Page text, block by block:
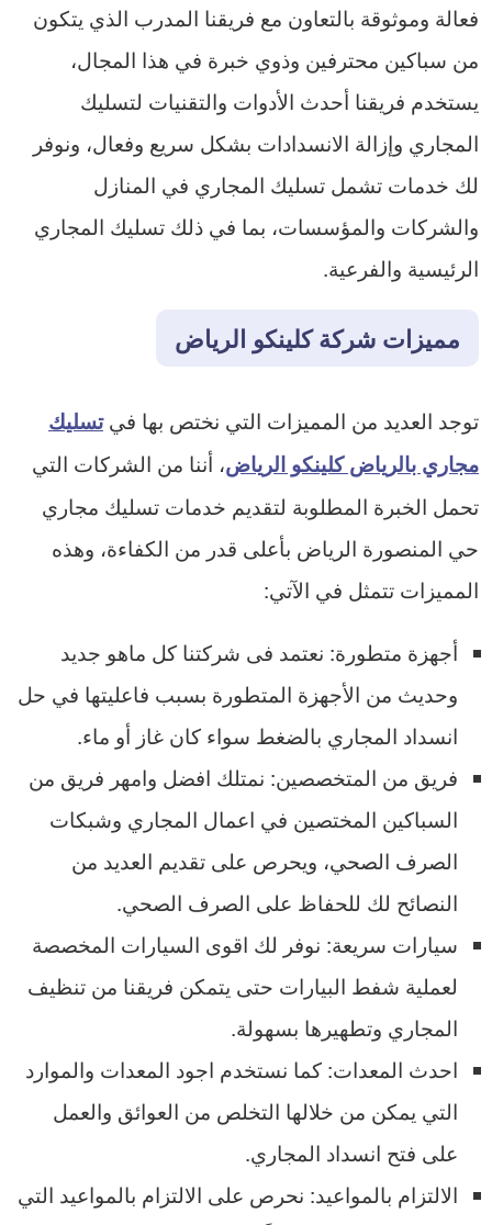
فعالة وموثوقة بالتعاون مع فريقنا المدرب الذي يتكون
من سباكين محترفين وذوي خبرة في هذا المجال،
يستخدم فريقنا أحدث الأدوات والتقنيات لتسليك
المجاري وإزالة الانسدادات بشكل سريع وفعال، ونوفر
لك خدمات تشمل تسليك المجاري في المنازل
والشركات والمؤسسات، بما في ذلك تسليك المجاري
الرئيسية والفرعية.
مميزات شركة كلينكو الرياض
توجد العديد من المميزات التي نختص بها فيتسليك
مجاري بالرياض كلينكو الرياض، أننا من الشركات التي
تحمل الخبرة المطلوبة لتقديم خدمات تسليك مجاري
حي المنصورة الرياض بأعلى قدر من الكفاءة، وهذه
المميزات تتمثل في الآتي:
أجهزة متطورة: نعتمد فى شركتنا كل ماهو جديد
وحديث من الأجهزة المتطورة بسبب فاعليتها في حل
انسداد المجاري بالضغط سواء كان غاز أو ماء.
فريق من المتخصصين: نمتلك افضل وامهر فريق من
السباكين المختصين في اعمال المجاري وشبكات
الصرف الصحي، ويحرص على تقديم العديد من
النصائح لك للحفاظ على الصرف الصحي.
سيارات سريعة: نوفر لك اقوى السيارات المخصصة
لعملية شفط البيارات حتى يتمكن فريقنا من تنظيف
المجاري وتطهيرها بسهولة.
احدث المعدات: كما نستخدم اجود المعدات والموارد
التي يمكن من خلالها التخلص من العوائق والعمل
على فتح انسداد المجاري.
الالتزام بالمواعيد: نحرص على الالتزام بالمواعيد التي